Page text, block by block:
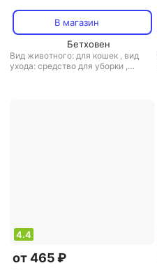
туалетовк 500мл
В магазин
Бетховен
Вид животного: для кошек , вид
ухода: средство для уборки ,
4.4
от 465 ₽